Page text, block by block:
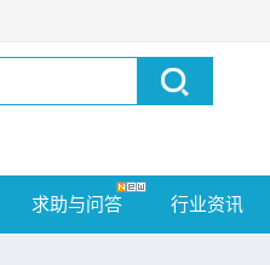
求助与问答 行业资讯